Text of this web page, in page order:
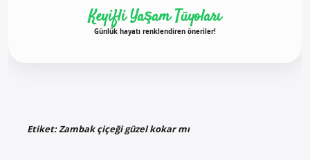
Keyifli Yaşam Tüyoları
Günlük hayatı renklendiren öneriler!
Etiket:Zambak çiçeği güzel kokar mı